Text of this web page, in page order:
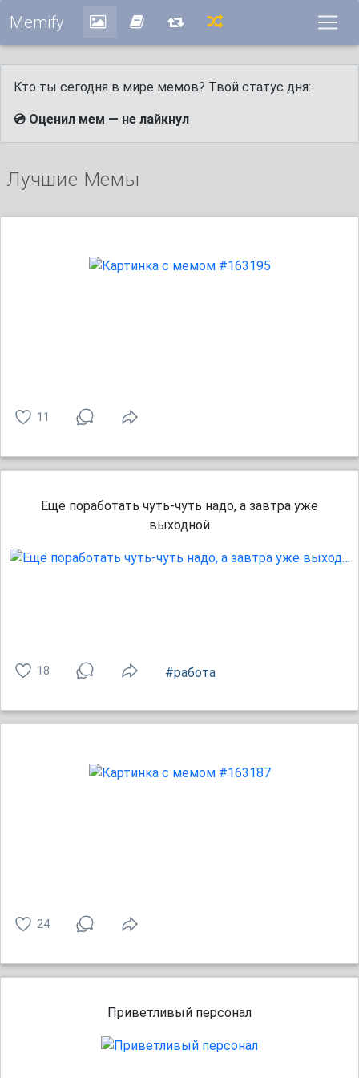
Memify
Кто ты сегодня в мире мемов? Твой статус дня:
💿 Оценил мем — не лайкнул
Лучшие Мемы
11
Ещё поработать чуть-чуть надо, а завтра уже
выходной
18 #работа
24
Приветливый персонал